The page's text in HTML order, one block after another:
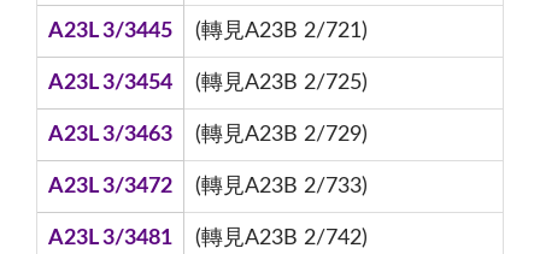
A23L 3/3445 (轉見A23B 2/721)
A23L 3/3454 (轉見A23B 2/725)
A23L 3/3463 (轉見A23B 2/729)
A23L 3/3472 (轉見A23B 2/733)
A23L 3/3481 (轉見A23B 2/742)